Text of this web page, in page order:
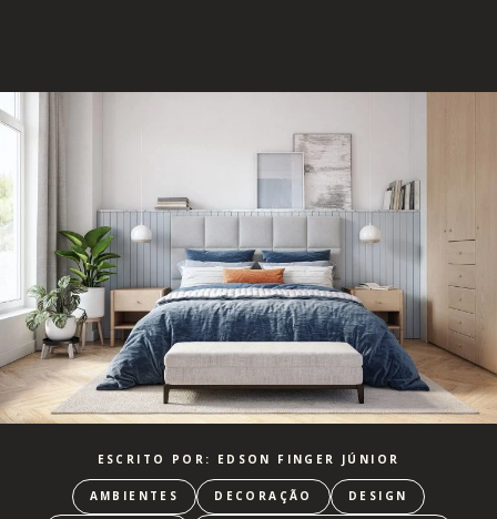
ESCRITO POR: EDSON FINGER JÚNIOR
AMBIENTES DECORAÇÃO DESIGN